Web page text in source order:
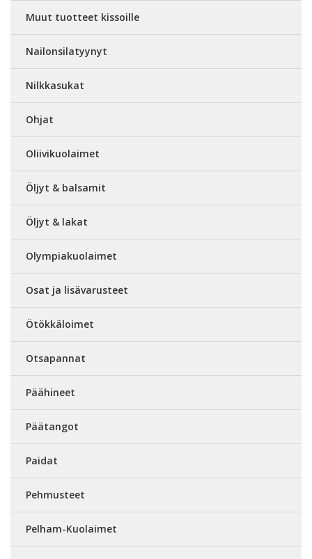
Muut tuotteet kissoille
Nailonsilatyynyt
Nilkkasukat
Ohjat
Oliivikuolaimet
Öljyt & balsamit
Öljyt & lakat
Olympiakuolaimet
Osat ja lisävarusteet
Ötökkäloimet
Otsapannat
Päähineet
Päätangot
Paidat
Pehmusteet
Pelham-Kuolaimet